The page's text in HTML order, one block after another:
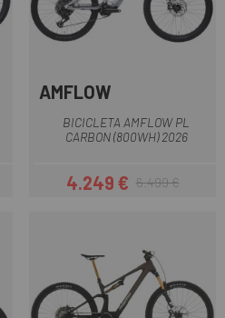
AMFLOW
BICICLETA AMFLOW PL
CARBON (800WH) 2026
Preu
4.249 €Preu regular
6.499 €